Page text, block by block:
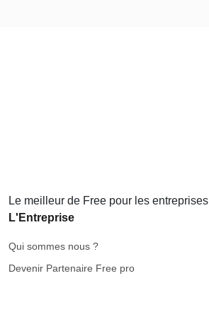
Le meilleur de Free pour les entreprises
L'Entreprise
Qui sommes nous ?
Devenir Partenaire Free pro